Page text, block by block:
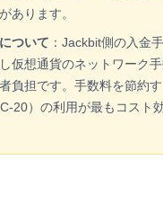
あります。
ついて ：Jackbit側の入金
仮想通貨のネットワーク
負担です。手数料を節約
20）の利用が最もコスト